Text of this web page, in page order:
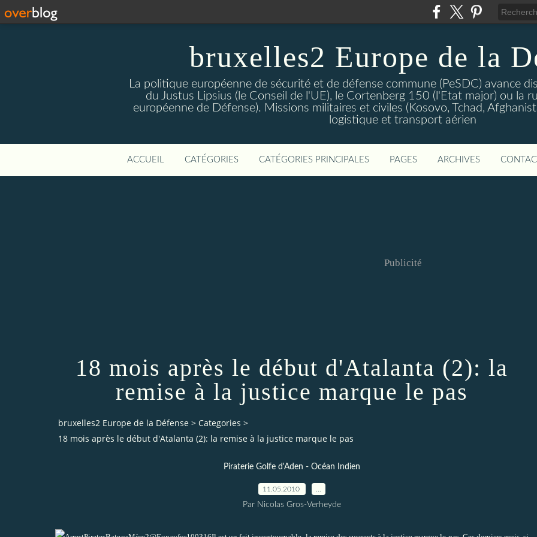
bruxelles2 Europe de la
La politique européenne de sécurité et de défense commune (PeSDC) avance
du Justus Lipsius (le Conseil de l'UE), le Cortenberg 150 (l'Etat major) ou la
européenne de Défense). Missions militaires et civiles (Kosovo, Tchad,
logistique et transport aérien
ACCUEIL CATÉGORIES CATÉGORIES PRINCIPALES PAGES ARCHIVES
Publicité
18 mois après le début d'Atalanta (2): la
remise à la justice marque le pas
bruxelles2 Europe de la Défense > Categories >
18 mois après le début d'Atalanta (2): la remise à la justice marque le pas
Piraterie Golfe d'Aden - Océan Indien
11.05.2010
Par Nicolas Gros-Verheyde